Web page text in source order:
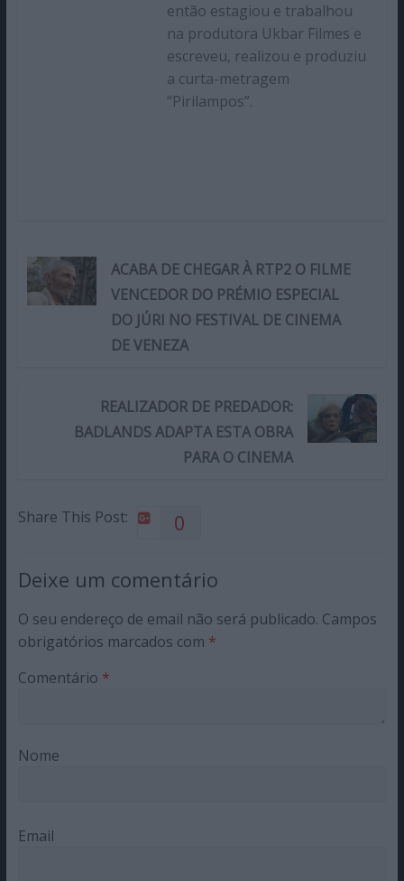
então estagiou e trabalhou
na produtora Ukbar Filmes e
escreveu, realizou e produziu
a curta-metragem
“Pirilampos”.
ACABA DE CHEGAR À RTP2 O FILME
VENCEDOR DO PRÉMIO ESPECIAL
DO JÚRI NO FESTIVAL DE CINEMA
DE VENEZA
REALIZADOR DE PREDADOR:
BADLANDS ADAPTA ESTA OBRA
PARA O CINEMA
Share This Post: 0
Deixe um comentário
O seu endereço de email não será publicado. Campos
obrigatórios marcados com *
Comentário *
Nome
Email